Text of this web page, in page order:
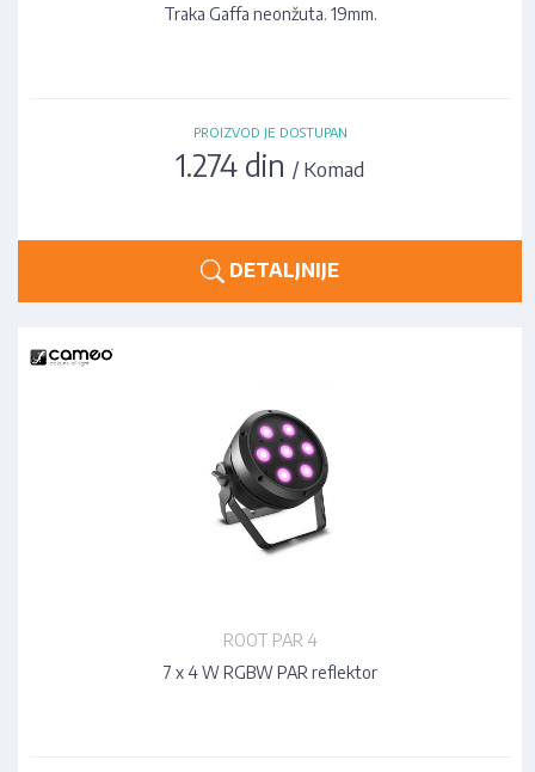
Traka Gaffa neonžuta. 19mm.
PROIZVOD JE DOSTUPAN
1.274 din / Komad
DETALJNIJE
ROOT PAR 4
7 x 4 W RGBW PAR reflektor